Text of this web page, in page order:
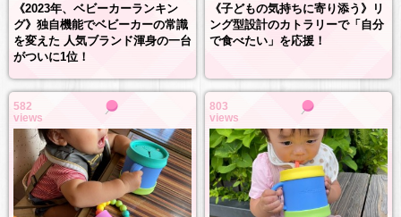
《2023年、ベビーカーランキン
グ》独自機能でベビーカーの常識
を変えた 人気ブランド渾身の一台
がついに1位！
《子どもの気持ちに寄り添う》リ
ング型設計のカトラリーで「自分
で食べたい」を応援！
582
views
803
views